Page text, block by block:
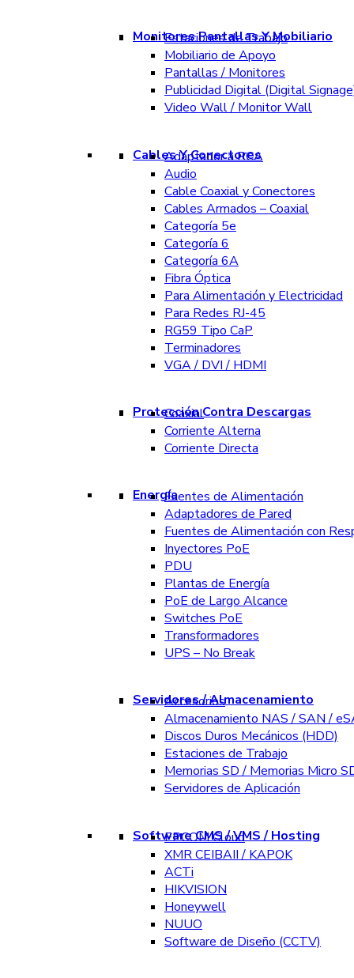
Monitores Pantallas Y Mobiliario
Estaciones de Trabajo
Mobiliario de Apoyo
Pantallas / Monitores
Publicidad Digital (Digital
Video Wall / Monitor Wall
Cables Y Conectores
Adaptador a RCA
Audio
Cable Coaxial y Conectores
Cables Armados – Coaxial
Categoría 5e
Categoría 6
Categoría 6A
Fibra Óptica
Para Alimentación y Electricidad
Para Redes RJ-45
RG59 Tipo CaP
Terminadores
VGA / DVI / HDMI
Protección Contra Descargas
Coaxial
Corriente Alterna
Corriente Directa
EnergíaFuentes de Alimentación
Adaptadores de Pared
Fuentes de Alimentación con
Inyectores PoE
PDU
Plantas de Energía
PoE de Largo Alcance
Switches PoE
Transformadores
UPS – No Break
Servidores / Almacenamiento
Accesorios
Almacenamiento NAS / SAN /
Discos Duros Mecánicos (HDD)
Estaciones de Trabajo
Memorias SD / Memorias Micro
Servidores de Aplicación
Software CMS / VMS / Hosting
EPCOM Cloud
XMR CEIBAII / KAPOK
ACTi
HIKVISION
Honeywell
NUUO
Software de Diseño (CCTV)